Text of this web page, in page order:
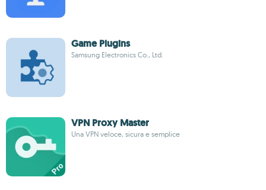
Game Plugins
Samsung Electronics Co., Ltd.
VPN Proxy Master
Una VPN veloce, sicura e semplice